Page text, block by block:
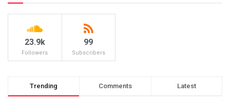
23.9k
Followers
99
Subscribers
Trending Comments Latest